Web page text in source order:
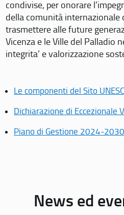
condivise, per onorare
della comunità internazionale
trasmettere alle future
Vicenza e le Ville del Palladio
integrita’ e valorizzazione
Le componenti del Sito
Dichiarazione di Eccezionale
Piano di Gestione 2024-2030
News ed